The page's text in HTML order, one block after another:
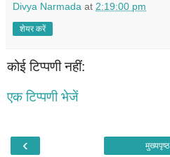
Divya Narmada at 2:19:00 pm
शेयर करें
कोई टिप्पणी नहीं:
एक टिप्पणी भेजें
‹ मुख्यपृष्ठ